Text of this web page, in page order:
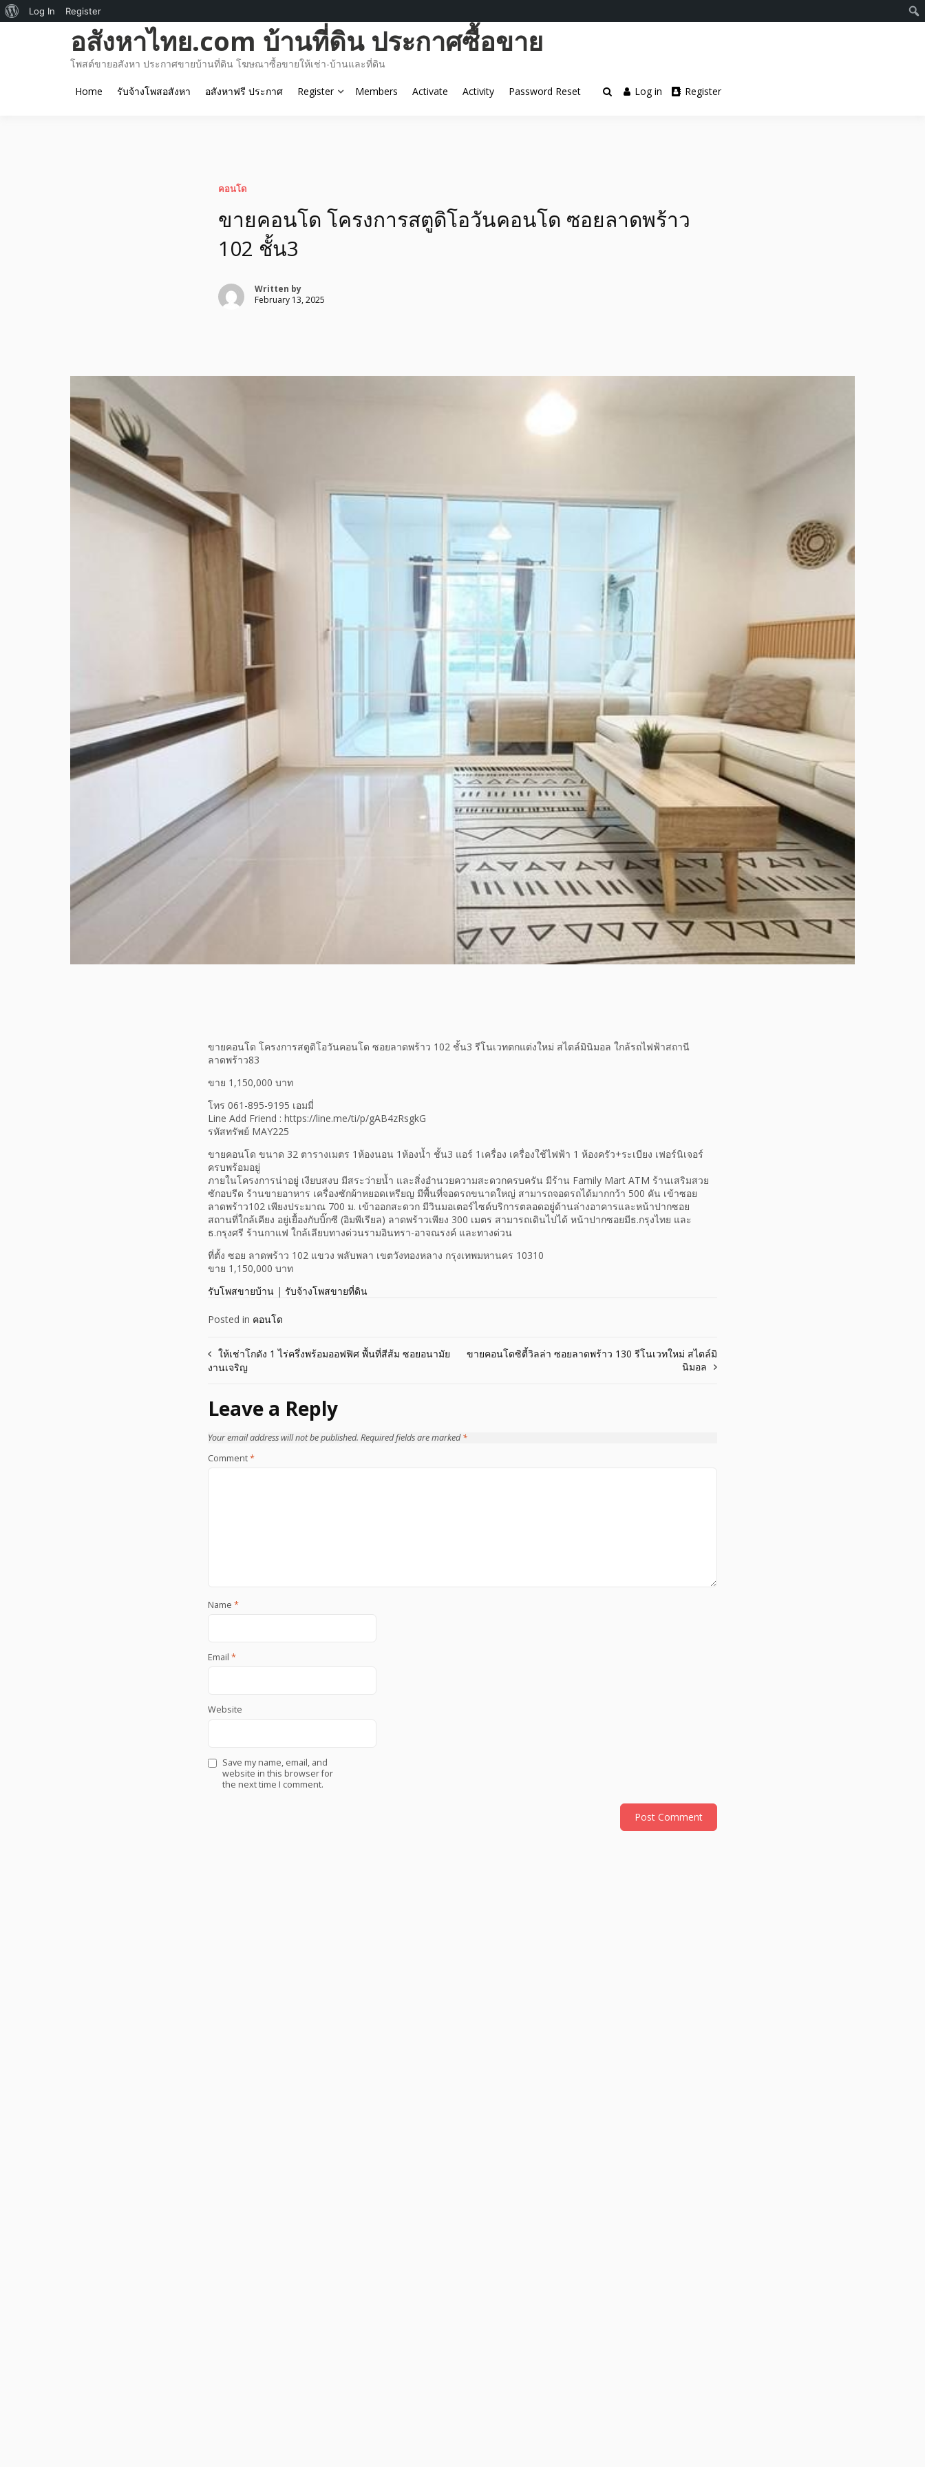
อสังหาไทย.com บ้านที่ดิน ประกาศซื้อขาย
โพสต์ขายอสังหา ประกาศขายบ้านที่ดิน โฆษณาซื้อขายให้เช่า-บ้านและที่ดิน
Home รับจ้างโพสอสังหา อสังหาฟรี ประกาศ Register Members Activate Activity Password Reset Log in Register
คอนโด
ขายคอนโด โครงการสตูดิโอวันคอนโด ซอยลาดพร้าว
102 ชั้น3
Written by
February 13, 2025
ขายคอนโด โครงการสตูดิโอวันคอนโด ซอยลาดพร้าว 102 ชั้น3 รีโนเวทตกแต่งใหม่ สไตล์มินิมอล ใกล้รถไฟฟ้าสถานี
ลาดพร้าว83
ขาย 1,150,000 บาท
โทร 061-895-9195 เอมมี่
Line Add Friend : https://line.me/ti/p/gAB4zRsgkG
รหัสทรัพย์ MAY225
ขายคอนโด ขนาด 32 ตารางเมตร 1ห้องนอน 1ห้องน้ำ ชั้น3 แอร์ 1เครื่อง เครื่องใช้ไฟฟ้า 1 ห้องครัว+ระเบียง เฟอร์นิเจอร์
ครบพร้อมอยู่
ภายในโครงการน่าอยู่ เงียบสงบ มีสระว่ายน้ำ และสิ่งอำนวยความสะดวกครบครัน มีร้าน Family Mart ATM ร้านเสริมสวย
ซักอบรีด ร้านขายอาหาร เครื่องซักผ้าหยอดเหรียญ มีพื้นที่จอดรถขนาดใหญ่ สามารถจอดรถได้มากกว้า 500 คัน เข้าซอย
ลาดพร้าว102 เพียงประมาณ 700 ม. เข้าออกสะดวก มีวินมอเตอร์ไซด์บริการตลอดอยู่ด้านล่างอาคารและหน้าปากซอย
สถานที่ใกล้เคียง อยู่เยื้องกับบิ๊กซี (อิมพีเรียล) ลาดพร้าวเพียง 300 เมตร สามารถเดินไปได้ หน้าปากซอยมีธ.กรุงไทย และ
ธ.กรุงศรี ร้านกาแฟ ใกล้เลียบทางด่วนรามอินทรา-อาจณรงค์ และทางด่วน
ที่ตั้ง ซอย ลาดพร้าว 102 แขวง พลับพลา เขตวังทองหลาง กรุงเทพมหานคร 10310
ขาย 1,150,000 บาท
รับโพสขายบ้าน | รับจ้างโพสขายที่ดิน
Posted in คอนโด
Post
navigation
ให้เช่าโกดัง 1 ไร่ครึ่งพร้อมออฟฟิศ พื้นที่สีส้ม ซอยอนามัย
งานเจริญ
ขายคอนโดซิตี้วิลล่า ซอยลาดพร้าว 130 รีโนเวทใหม่ สไตล์มิ
นิมอล
Leave a Reply
Your email address will not be published. Required fields are marked*
Comment*
Name *
Email *
Website
Save my name, email, and
website in this browser for
the next time I comment.
About
Log In Register